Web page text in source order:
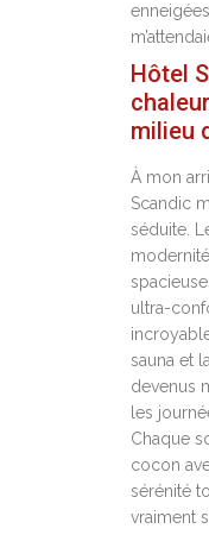
Hôtel
milieu
À mon
Scandic
séduite.
ultra-
sauna et
devenus
les
Chaque
cocon
sérénité
vraiment